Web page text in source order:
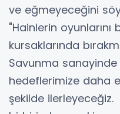
ve eğmeyeceğini
"Hainlerin
kursaklarında
Savunma sanayinde
hedeflerimize daha
şekilde ilerleyeceğiz.